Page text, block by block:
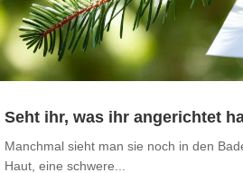
Seht ihr, was ihr angerichtet
Manchmal sieht man sie noch in den
Haut, eine schwere...